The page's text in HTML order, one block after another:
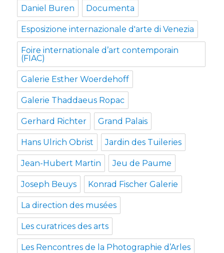
Daniel Buren Documenta
Esposizione internazionale d'arte di Venezia
Foire internationale d’art contemporain
(FIAC)
Galerie Esther Woerdehoff
Galerie Thaddaeus Ropac
Gerhard Richter Grand Palais
Hans Ulrich Obrist Jardin des Tuileries
Jean-Hubert Martin Jeu de Paume
Joseph Beuys Konrad Fischer Galerie
La direction des musées
Les curatrices des arts
Les Rencontres de la Photographie d’Arles